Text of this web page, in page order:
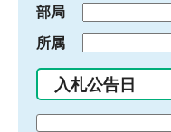
部局
所属
入札公告日